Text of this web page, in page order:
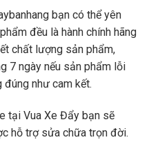
bạn có thể yên
đều là hành chính hãng
chất lượng sản phẩm,
7 ngày nếu sản phẩm lỗi
đúng như cam kết.
tại Vua Xe Đẩy bạn sẽ
hỗ trợ sửa chữa trọn đời.